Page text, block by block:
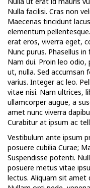
Nulla facilisi. Cras non
Maecenas tincidunt
elementum
erat eros, viverra eget,
Nunc purus. Phasellus
Nam dui. Proin leo
ut, nulla. Sed accumsan
varius. Integer ac leo.
vitae nisi. Nam ultrices,
ullamcorper augue, a
amet nunc viverra
Curabitur at ipsum ac
Vestibulum ante ipsum
posuere cubilia Curae;
Suspendisse potenti.
posuere metus vitae
lectus. Aliquam sit amet